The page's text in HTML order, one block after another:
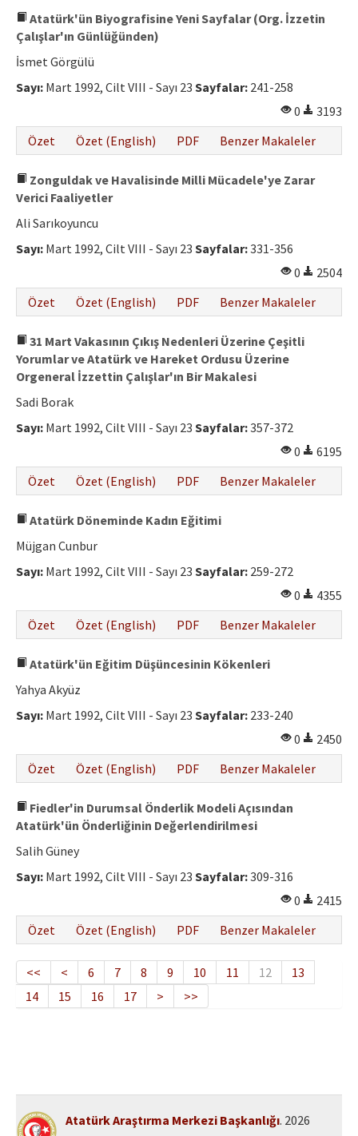
Atatürk'ün Biyografisine Yeni Sayfalar (Org. İzzetin
Çalışlar'ın Günlüğünden)
İsmet Görgülü
Sayı: Mart 1992, Cilt VIII - Sayı 23 Sayfalar: 241-258
0
3193
Özet
Özet (English) PDF Benzer Makaleler
Zonguldak ve Havalisinde Milli Mücadele'ye Zarar
Verici Faaliyetler
Ali Sarıkoyuncu
Sayı: Mart 1992, Cilt VIII - Sayı 23 Sayfalar:331-356
0
2504
Özet
Özet (English) PDF Benzer Makaleler
31 Mart Vakasının Çıkış Nedenleri Üzerine Çeşitli
Yorumlar ve Atatürk ve Hareket Ordusu Üzerine
Orgeneral İzzettin Çalışlar'ın Bir Makalesi
Sadi Borak
Sayı: Mart 1992, Cilt VIII - Sayı 23 Sayfalar:357-372
0
6195
Özet
Özet (English) PDF Benzer Makaleler
Atatürk Döneminde Kadın Eğitimi
Müjgan Cunbur
Sayı: Mart 1992, Cilt VIII - Sayı 23 Sayfalar: 259-272
0
4355
Özet
Özet (English) PDF Benzer Makaleler
Atatürk'ün Eğitim Düşüncesinin Kökenleri
Yahya Akyüz
Sayı: Mart 1992, Cilt VIII - Sayı 23 Sayfalar: 233-240
0
2450
Özet
Özet (English) PDF Benzer Makaleler
Fiedler'in Durumsal Önderlik Modeli Açısından
Atatürk'ün Önderliğinin Değerlendirilmesi
Salih Güney
Sayı: Mart 1992, Cilt VIII - Sayı 23 Sayfalar:309-316
0
2415
Özet
Özet (English) PDF Benzer Makaleler
<< < 6 7 8 9 10 11 12
13
14
15 16 17 > >>
Atatürk Araştırma Merkezi Başkanlığı. 2026